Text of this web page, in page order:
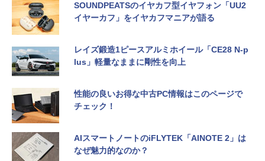
SOUNDPEATSのイヤカフ型イヤフォン「UU2
イヤーカフ」をイヤカフマニアが語る
レイズ鍛造1ピースアルミホイール「CE28 N-p
lus」軽量なままに剛性を向上
性能の良いお得な中古PC情報はこのページで
チェック！
AIスマートノートのiFLYTEK「AINOTE 2」は
なぜ魅力的なのか？